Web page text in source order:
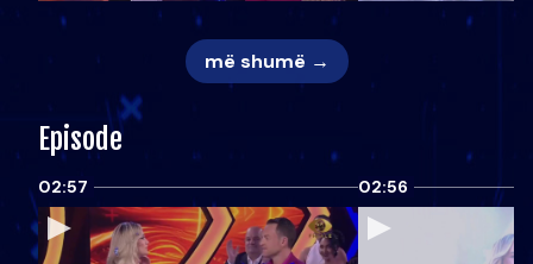
më shumë →
Episode
02:57 02:56